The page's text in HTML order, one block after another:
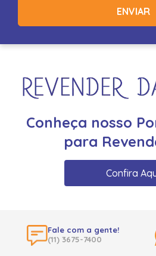
ENVIAR
Conheça nosso
para
Confira
Fale com a gente!
(11) 3675-7400